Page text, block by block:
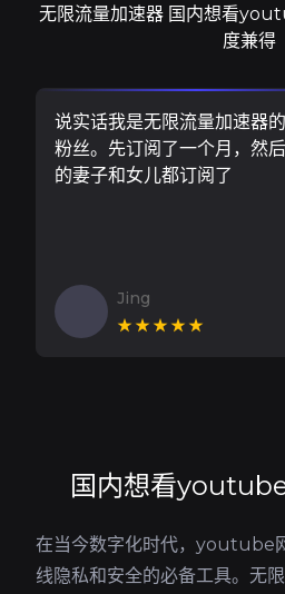
无限流量加速器 国内想看
度兼得
说实话我是无限流量加速器
粉丝。先订阅了一个月，然
的妻子和女儿都订阅了
Jing
★★★★★
国内想看
在当今数字化时代，youtube
线隐私和安全的必备工具。无